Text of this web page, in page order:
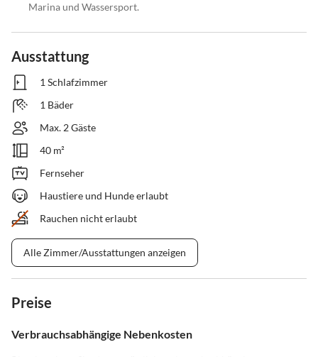
Marina und Wassersport.
Ausstattung
1 Schlafzimmer
1 Bäder
Max. 2 Gäste
40 m²
Fernseher
Haustiere und Hunde erlaubt
Rauchen nicht erlaubt
Alle Zimmer/Ausstattungen anzeigen
Preise
Verbrauchsabhängige Nebenkosten